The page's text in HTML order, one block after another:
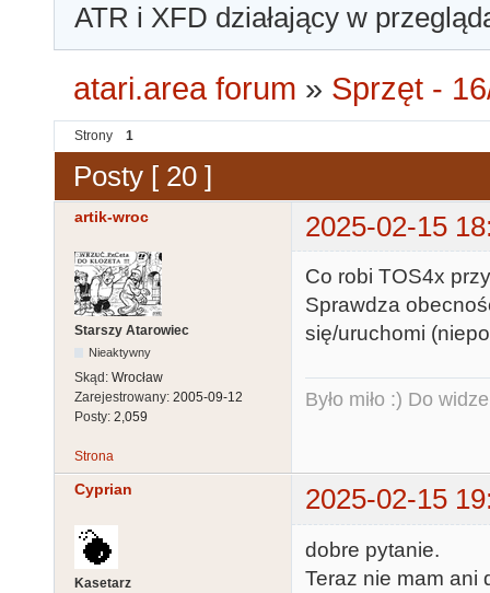
ATR i XFD działający w
atari.area forum » Sprzęt -
Strony 1
Posty [ 20 ]
artik-wroc 2025-02-15
Starszy Atarowiec
Nieaktywny
Skąd: Wrocław
Zarejestrowany: 2005-09-12
Posty: 2,059
Co robi TOS4x
Sprawdza
się/uruchomi
Było miło :) Do
Strona
Cyprian 2025-02-15
Kasetarz
dobre pytanie.
Teraz nie mam ani